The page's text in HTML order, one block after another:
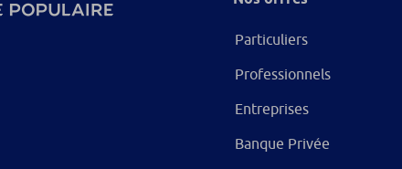
Particuliers
Professionnels
Entreprises
Banque Privée